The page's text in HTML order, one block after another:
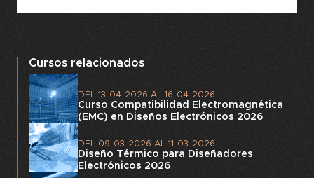
Cursos relacionados
DEL 13-04-2026 AL 16-04-2026
Curso Compatibilidad Electromagnética
(EMC) en Diseños Electrónicos 2026
DEL 09-03-2026 AL 11-03-2026
Diseño Térmico para Diseñadores
Electrónicos 2026